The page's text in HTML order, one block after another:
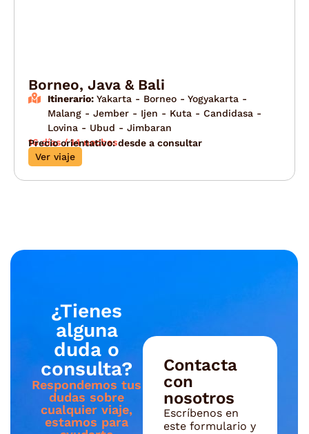
Borneo, Java & Bali
Itinerario: Yakarta - Borneo - Yogyakarta -
Malang - Jember - Ijen - Kuta - Candidasa -
Lovina - Ubud - Jimbaran
16 días / 14 noches
Precio orientativo: desde a consultar
Ver viaje
¿Tienes
alguna
duda o
consulta?
Respondemos tus
dudas sobre
cualquier viaje,
estamos para
Contacta
con
nosotros
Escríbenos en
este formulario y